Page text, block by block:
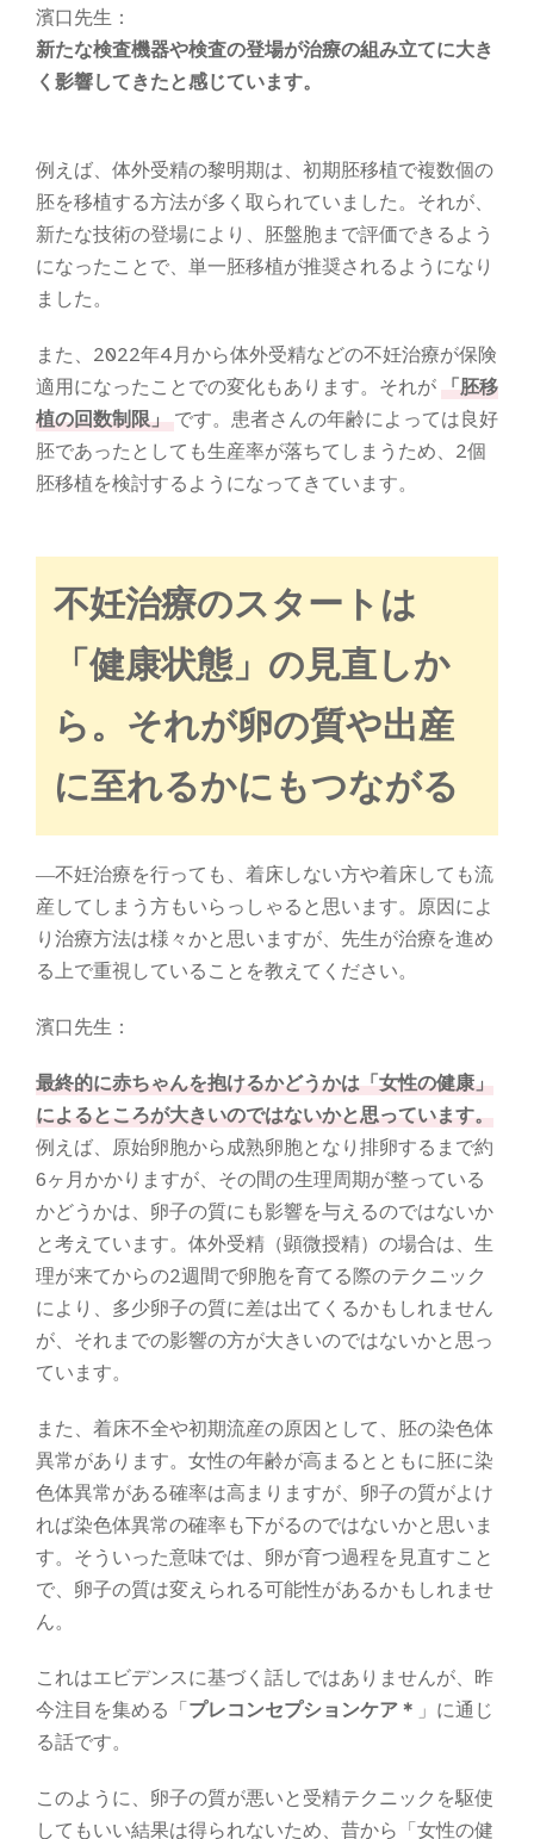
濱口先生：
新たな検査機器や検査の登場が治療の組み立てに大き
く影響してきたと感じています。
例えば、体外受精の黎明期は、初期胚移植で複数個の
胚を移植する方法が多く取られていました。それが、
新たな技術の登場により、胚盤胞まで評価できるよう
になったことで、単一胚移植が推奨されるようになり
ました。
また、2022年4月から体外受精などの不妊治療が保険
適用になったことでの変化もあります。それが
「胚移
植の回数制限」
です。患者さんの年齢によっては良好
胚であったとしても生産率が落ちてしまうため、2個
胚移植を検討するようになってきています。
不妊治療のスタートは
「健康状態」の見直しか
ら。それが卵の質や出産
に至れるかにもつながる
―不妊治療を行っても、着床しない方や着床しても流
産してしまう方もいらっしゃると思います。原因によ
り治療方法は様々かと思いますが、先生が治療を進め
る上で重視していることを教えてください。
濱口先生：
最終的に赤ちゃんを抱けるかどうかは「女性の健康」
によるところが大きいのではないかと思っています。
例えば、原始卵胞から成熟卵胞となり排卵するまで約
6ヶ月かかりますが、その間の生理周期が整っている
かどうかは、卵子の質にも影響を与えるのではないか
と考えています。体外受精（顕微授精）の場合は、生
理が来てからの2週間で卵胞を育てる際のテクニック
により、多少卵子の質に差は出てくるかもしれません
が、それまでの影響の方が大きいのではないかと思っ
ています。
また、着床不全や初期流産の原因として、胚の染色体
異常があります。女性の年齢が高まるとともに胚に染
色体異常がある確率は高まりますが、卵子の質がよけ
れば染色体異常の確率も下がるのではないかと思いま
す。そういった意味では、卵が育つ過程を見直すこと
で、卵子の質は変えられる可能性があるかもしれませ
ん。
これはエビデンスに基づく話しではありませんが、昨
今注目を集める「 プレコンセプションケア＊ 」に通じ
る話です。
このように、卵子の質が悪いと受精テクニックを駆使
してもいい結果は得られないため、昔から「女性の健